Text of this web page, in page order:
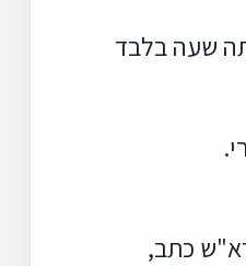
שעה בלבד
כתב,